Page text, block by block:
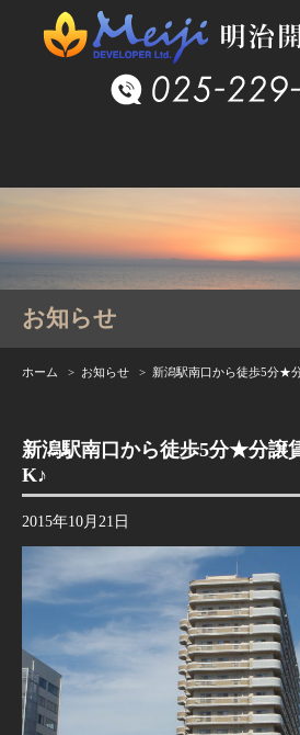
お知らせ
ホーム > お知らせ > 新潟駅南口から徒歩5分★
新潟駅南口から徒歩5分★分譲
K♪
2015年10月21日